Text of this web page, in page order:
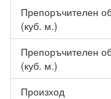
изсушава
неговата
Автоматичен
настройки и
възобновяване
Препоръчителен
(куб. м.)
Препоръчителен
(куб. м.)
Произход